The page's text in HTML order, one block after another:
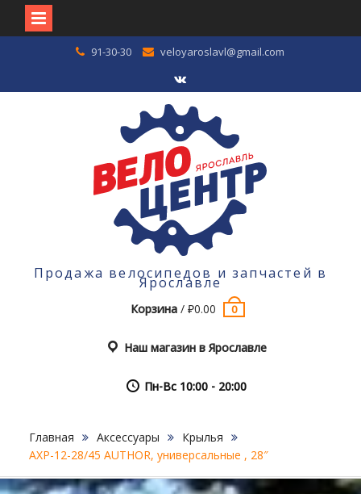
91-30-30 veloyaroslavl@gmail.com
VK
Продажа велосипедов и запчастей в
Ярославле
Корзина /₽0.00 0
Наш магазин в Ярославле
Пн-Вс 10:00 - 20:00
Главная Аксессуары
Крылья
AXP-12-28/45 AUTHOR, универсальные , 28″